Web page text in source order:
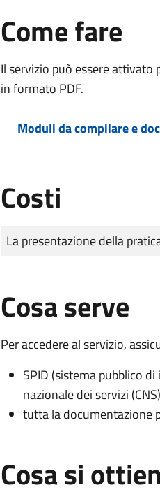
Come fare
Il servizio può essere
in formato PDF.
Moduli da compilare e
Costi
Tipo di pagamento
Importo
La presentazione della
Cosa serve
Per accedere al servizio,
SPID (sistema pubblico
nazionale dei servizi (CNS)
tutta la documentazione
Cosa si